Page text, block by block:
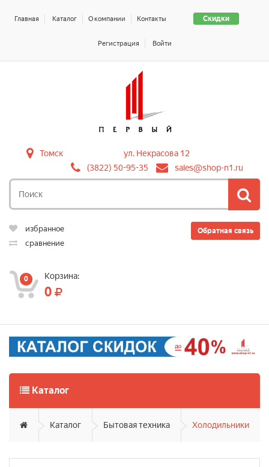
Скидки
Главная Каталог О компании Контакты
Регистрация Войти
Томск
ул. Некрасова 12
(3822) 50-95-35
sales@shop-n1.ru
Обратная связь
избранное
сравнение
0 Корзина:
0
Каталог
Каталог Бытовая техника Холодильники